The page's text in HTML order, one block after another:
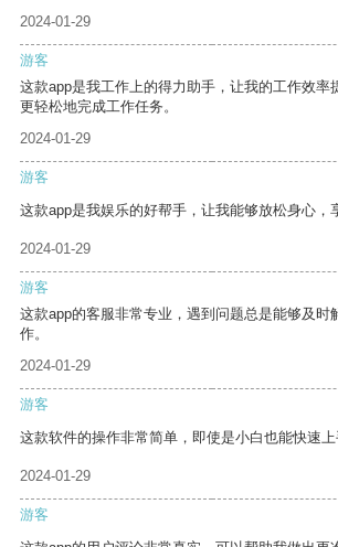
2024-01-29
游客
这款app是我工作上的得力助手，让我的工作效率
更轻松地完成工作任务。
2024-01-29
游客
这款app是我娱乐的好帮手，让我能够放松身心，
2024-01-29
游客
这款app的客服非常专业，遇到问题总是能够及时
作。
2024-01-29
游客
这款软件的操作非常简单，即使是小白也能快速上
2024-01-29
游客